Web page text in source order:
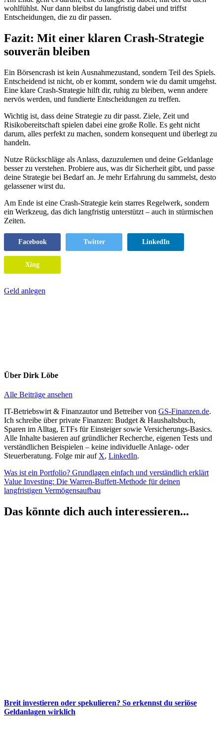
wohlfühlst. Nur dann bleibst du langfristig dabei und triffst
Entscheidungen, die zu dir passen.
Fazit: Mit einer klaren Crash-Strategie
souverän bleiben
Ein Börsencrash ist kein Ausnahmezustand, sondern Teil des Spiels.
Entscheidend ist nicht, ob er kommt, sondern wie du damit umgehst.
Eine klare Crash-Strategie hilft dir, ruhig zu bleiben, wenn andere
nervös werden, und fundierte Entscheidungen zu treffen.
Wichtig ist, dass deine Strategie zu dir passt. Ziele, Zeit und
Risikobereitschaft spielen dabei eine große Rolle. Es geht nicht
darum, alles perfekt zu machen, sondern konsequent und überlegt zu
handeln.
Nutze Rückschläge als Anlass, dazuzulernen und deine Geldanlage
besser zu verstehen. Probiere aus, was dir Sicherheit gibt, und passe
deine Strategie bei Bedarf an. Je mehr Erfahrung du sammelst, desto
gelassener wirst du.
Am Ende ist eine Crash-Strategie kein starres Regelwerk, sondern
ein Werkzeug, das dich langfristig unterstützt – auch in stürmischen
Zeiten.
Facebook Twitter LinkedIn
Xing
Geld anlegen
Über Dirk Löbe
Alle Beiträge ansehen
IT-Betriebswirt & Finanzautor und Betreiber von GS-Finanzen.de.
Ich schreibe über private Finanzen: Budget & Haushaltsbuch,
Sparen im Alltag, ETFs für Einsteiger sowie Versicherungs-Basics.
Alle Inhalte basieren auf gründlicher Recherche, eigenen Tests und
verständlichen Beispielen – keine individuelle Anlage- oder
Steuerberatung. Folge mir auf X, LinkedIn.
Beitragsnavigation
Vorheriger
Beitrag:
Was ist ein Portfolio? Grundlagen einfach und verständlich erklärt
Nächster
Beitrag:
Value Investing: Die Warren-Buffett-Methode für deinen
langfristigen Vermögensaufbau
Das könnte dich auch interessieren...
Breit investieren oder spekulieren? So erkennst du seriöse
Geldanlagen wirklich